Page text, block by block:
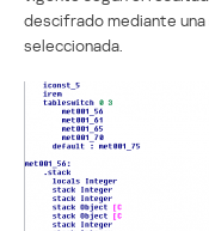
descifrado mediante una
seleccionada.